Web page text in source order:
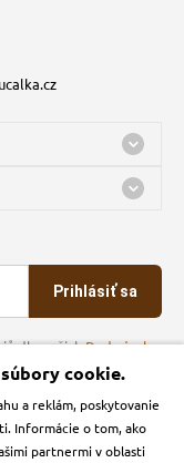
Prihlásiť sa
dle našichPodmínek
cookie.
a reklám, poskytovanie
Informácie o tom, ako
partnermi v oblasti